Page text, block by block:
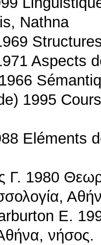
Nathna
Aspects
1995
Eléments
Γ. 1980
Ε.
νήσος.